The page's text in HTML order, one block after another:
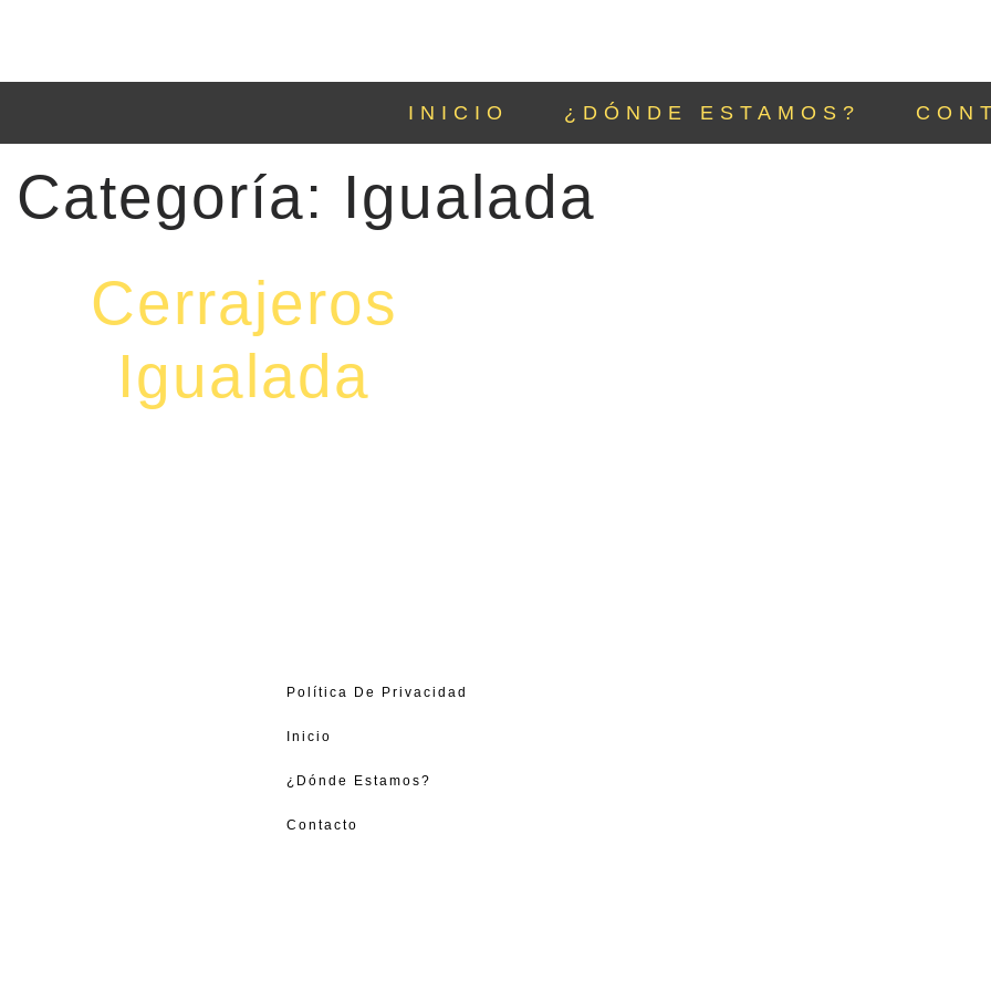
INICIO ¿DÓNDE ESTAMOS?
Categoría: Igualada
Cerrajeros
Igualada
Política De Privacidad
Inicio
¿Dónde Estamos?
Contacto